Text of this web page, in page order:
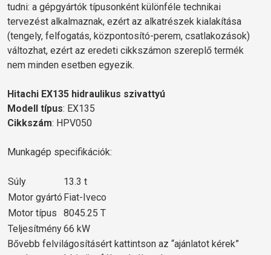
tudni: a gépgyártók típusonként különféle technikai
tervezést alkalmaznak, ezért az alkatrészek kialakítása
(tengely, felfogatás, központosító-perem, csatlakozások)
változhat, ezért az eredeti cikkszámon szereplő termék
nem minden esetben egyezik.
Hitachi EX135 hidraulikus szivattyú
Modell típus: EX135
Cikkszám: HPV050
Munkagép specifikációk:
Súly
13.3 t
Motor gyártó Fiat-Iveco
Motor típus
8045.25 T
Teljesítmény66 kW
Bővebb felvilágosításért kattintson az “ajánlatot kérek”